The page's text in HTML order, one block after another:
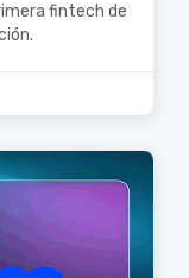
fintech de